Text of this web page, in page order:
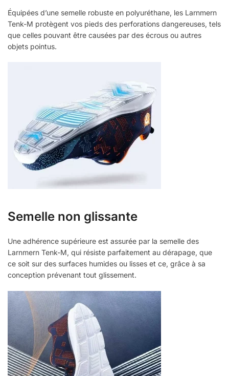
Équipées d’une semelle robuste en polyuréthane, les Larnmern
Tenk-M protègent vos pieds des perforations dangereuses, tels
que celles pouvant être causées par des écrous ou autres
objets pointus.
Semelle non glissante
Une adhérence supérieure est assurée par la semelle des
Larnmern Tenk-M, qui résiste parfaitement au dérapage, que
ce soit sur des surfaces humides ou lisses et ce, grâce à sa
conception prévenant tout glissement.